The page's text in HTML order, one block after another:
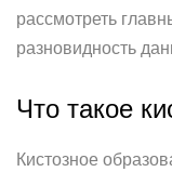
рассмотреть
разновидность
Что такое
Кистозное